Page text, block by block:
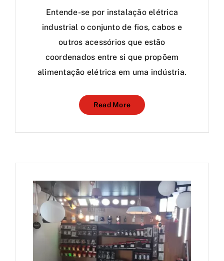
Entende-se por instalação elétrica
industrial o conjunto de fios, cabos e
outros acessórios que estão
coordenados entre si que propõem
alimentação elétrica em uma indústria.
Read More